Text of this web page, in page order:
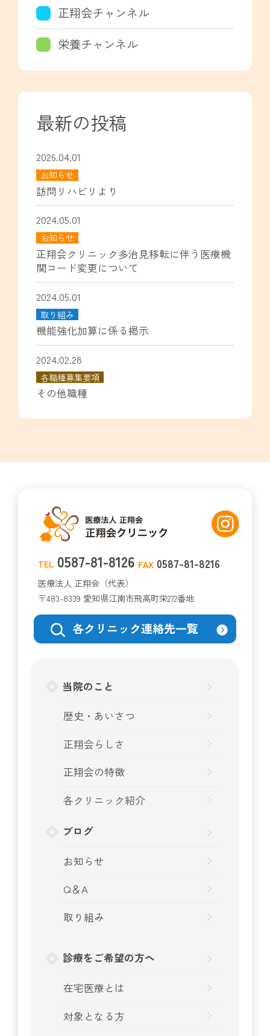
正翔会チャンネル
栄養チャンネル
最新の投稿
2026.04.01
お知らせ
訪問リハビリより
2024.05.01
お知らせ
正翔会クリニック多治見移転に伴う医療機
関コード変更について
2024.05.01
取り組み
機能強化加算に係る掲示
2024.02.28
各職種募集要項
その他職種
TEL 0587-81-8126 FAX 0587-81-8216
医療法人 正翔会（代表）
〒483-8339 愛知県江南市飛高町栄272番地
各クリニック連絡先一覧
当院のこと
歴史・あいさつ
正翔会らしさ
正翔会の特徴
各クリニック紹介
ブログ
お知らせ
Q＆A
取り組み
診療をご希望の方へ
在宅医療とは
対象となる方